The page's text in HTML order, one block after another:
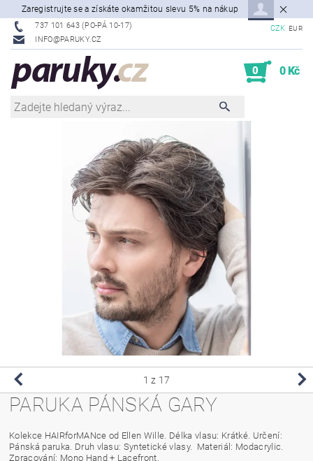
Zaregistrujte se a získáte okamžitou slevu 5% na nákup
737 101 643 (PO-PÁ 10-17)
INFO@PARUKY.CZ
CZK EUR
0 0 Kč
1 z 17
PARUKA PÁNSKÁ GARY
Kolekce HAIRforMANce od Ellen Wille. Délka vlasu: Krátké. Určení:
Pánská paruka. Druh vlasu: Syntetické vlasy. Materiál: Modacrylic.
Zpracování: Mono Hand + Lacefront.